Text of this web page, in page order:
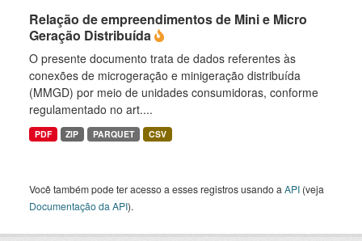
Relação de empreendimentos de Mini e Micro
Geração Distribuída
O presente documento trata de dados referentes às
conexões de microgeração e minigeração distribuída
(MMGD) por meio de unidades consumidoras, conforme
regulamentado no art....
PDF ZIP PARQUET CSV
Você também pode ter acesso a esses registros usando a API (veja
Documentação da API).